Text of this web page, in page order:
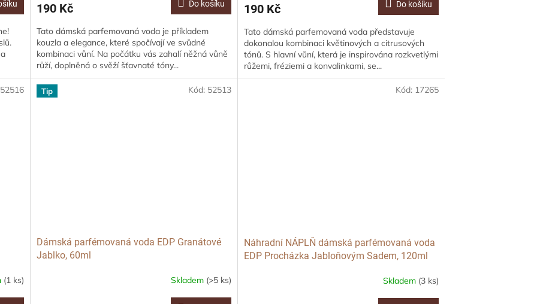
190 Kč Do košíku
Tato dámská parfemovaná voda je příkladem
kouzla a elegance, které spočívají ve svůdné
kombinaci vůní. Na počátku vás zahalí něžná vůně
růží, doplněná o svěží šťavnaté tóny...
190 Kč Do košíku
Tato dámská parfemovaná voda představuje
dokonalou kombinaci květinových a citrusových
tónů. S hlavní vůní, která je inspirována rozkvetlými
růžemi, fréziemi a konvalinkami, se...
(1 ks)
52516 Tip
Dámská parfémovaná voda EDP Granátové
Jablko, 60ml
Skladem (>5 ks)
Kód: 52513
Náhradní NÁPLŇ dámská parfémovaná voda
EDP Procházka Jabloňovým Sadem, 120ml
Skladem (3 ks)
Kód: 17265